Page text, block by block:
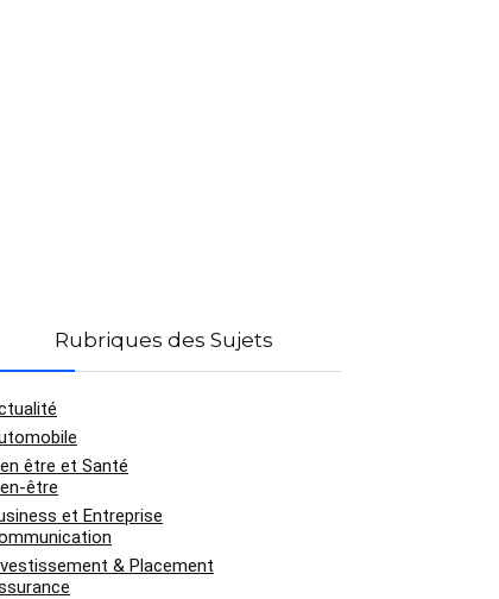
Rubriques des Sujets
être et Santé
être
et Entreprise
& Placement